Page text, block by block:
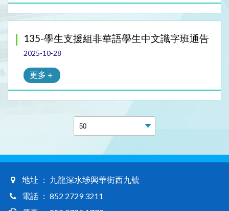
135-學生支援組非華語學生中文識字班通告
2025-10-28
更多＋
地址 ： 九龍深水埗興華街西九號
電話 ： 852 2729 3211